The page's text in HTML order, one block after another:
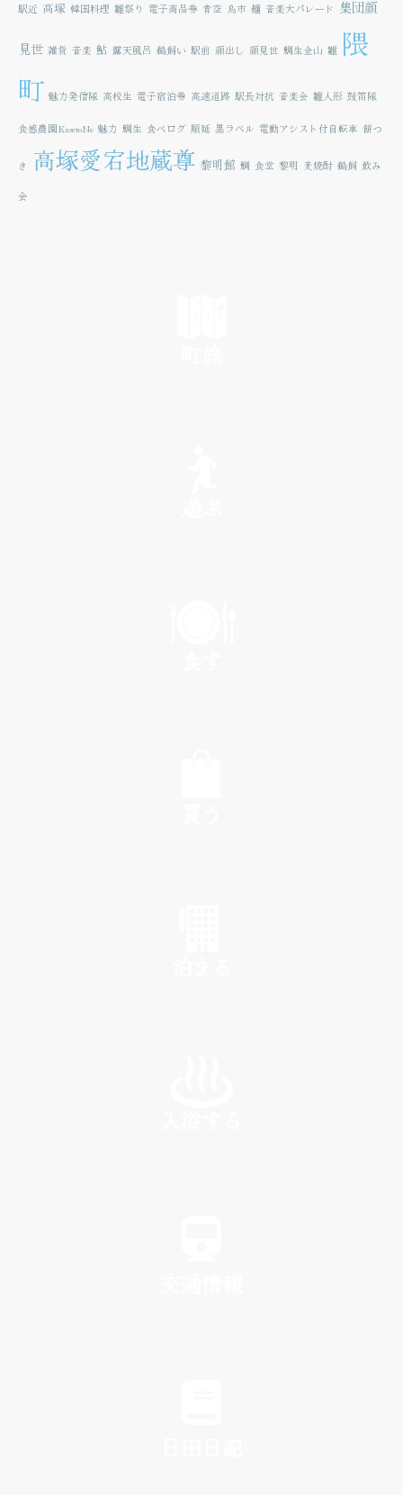
駅近 高塚 韓国料理 雛祭り 電子商品券 青空 鳥市 麺 音楽大パレード 集団顔
見世 雑貨 音楽 鮎 露天風呂 鵜飼い 駅前 顔出し 顔見世 鯛生金山 雛 隈
町 魅力発信隊 高校生 電子宿泊券 高速道路 駅長対抗 音楽会 雛人形 鼓笛隊
食感農園KazetoNe 魅力 鯛生 食べログ 順延 黒ラベル 電動アシスト付自転車 餅つ
き 高塚愛宕地蔵尊 黎明館 鯛 食堂 黎明 麦焼酎 鵜飼 飲み
会